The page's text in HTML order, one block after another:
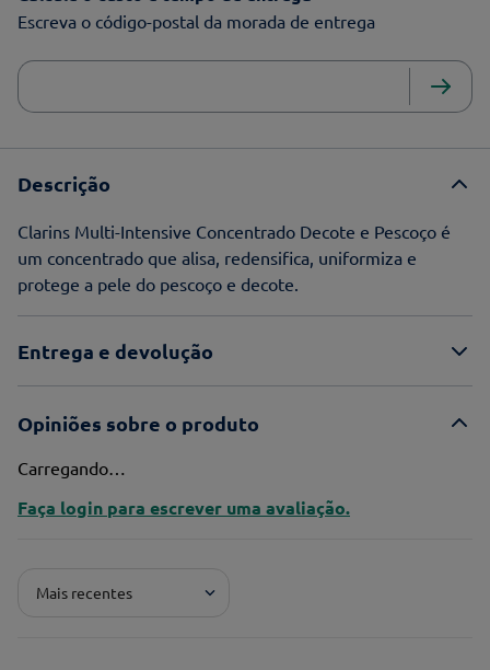
Escreva o código-postal da morada de entrega
Descrição
Clarins Multi-Intensive Concentrado Decote e Pescoço é
um concentrado que alisa, redensifica, uniformiza e
protege a pele do pescoço e decote.
Entrega e devolução
Opiniões sobre o produto
Carregando…
Faça login para escrever uma avaliação.
Mais recentes